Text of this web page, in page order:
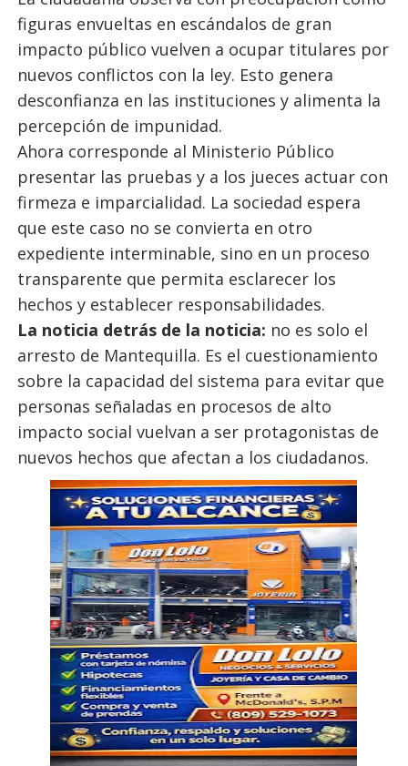
figuras envueltas en escándalos de gran
impacto público vuelven a ocupar titulares por
nuevos conflictos con la ley. Esto genera
desconfianza en las instituciones y alimenta la
percepción de impunidad.
Ahora corresponde al Ministerio Público
presentar las pruebas y a los jueces actuar con
firmeza e imparcialidad. La sociedad espera
que este caso no se convierta en otro
expediente interminable, sino en un proceso
transparente que permita esclarecer los
hechos y establecer responsabilidades.
La noticia detrás de la noticia: no es solo el
arresto de Mantequilla. Es el cuestionamiento
sobre la capacidad del sistema para evitar que
personas señaladas en procesos de alto
impacto social vuelvan a ser protagonistas de
nuevos hechos que afectan a los ciudadanos.